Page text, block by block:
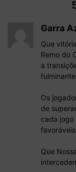
Garra
Que
Remo do
a
Os
de
cada jogo
Que